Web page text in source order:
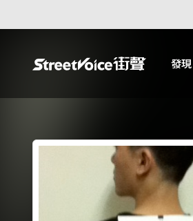
發現